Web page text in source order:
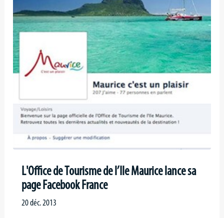
L'Office de Tourisme de l’Ile Maurice lance sa
page Facebook France
20 déc. 2013